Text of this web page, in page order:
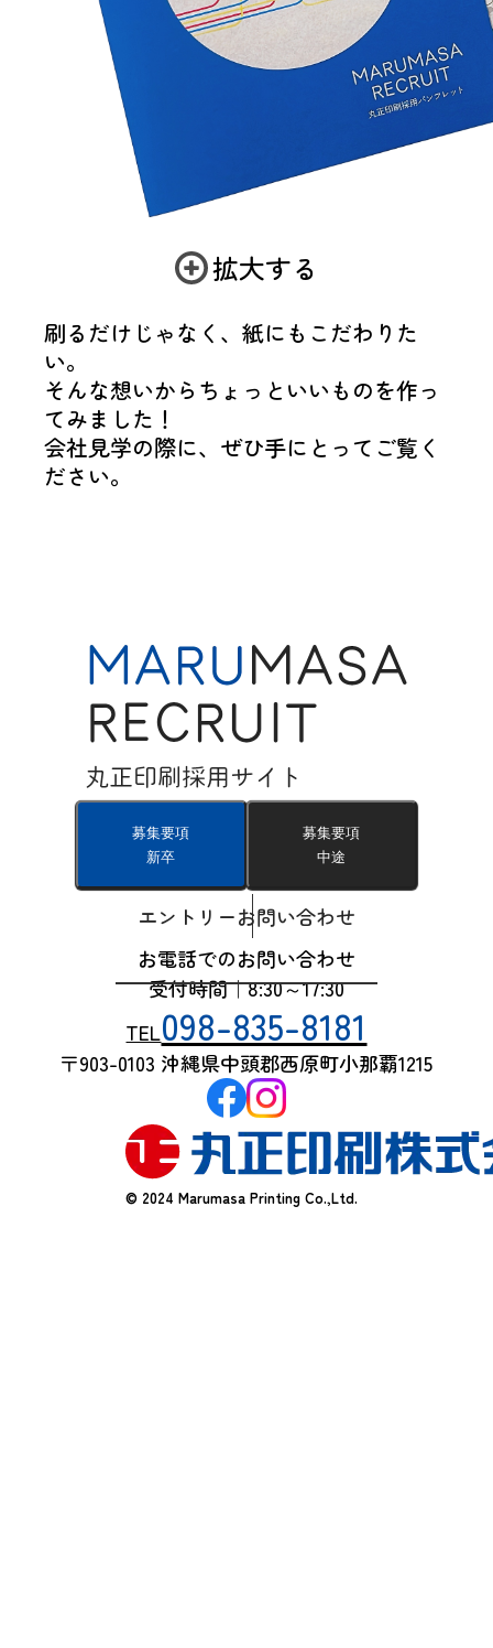
拡大する
刷るだけじゃなく、紙にもこだわりた
い。
そんな想いからちょっといいものを作っ
てみました！
会社見学の際に、ぜひ手にとってご覧く
ださい。
募集要項
新卒
募集要項
中途
エントリーお問い合わせ
お電話でのお問い合わせ
受付時間｜8:30～17:30
TEL098-835-8181
〒903-0103 沖縄県中頭郡西原町小那覇1215
© 2024 Marumasa Printing Co.,Ltd.